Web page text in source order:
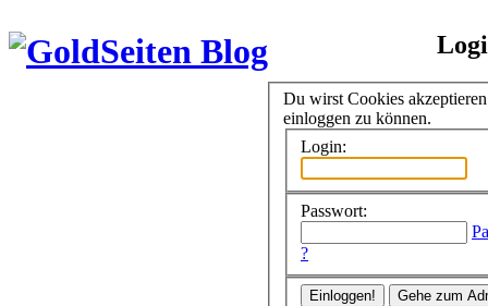
Du wirst Cookies
einloggen zu können.
Login:
Passwort:
?